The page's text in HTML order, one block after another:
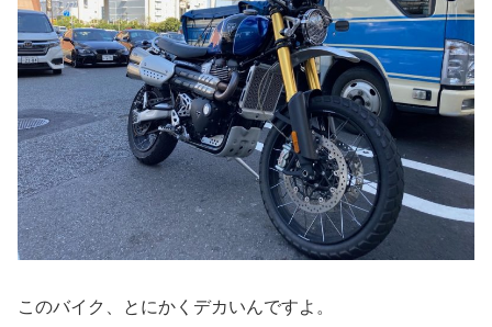
このバイク、とにかくデカいんですよ。